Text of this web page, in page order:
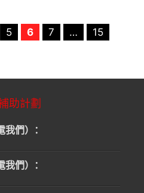
Page
5 Page
6 Page
7 … Page
15
助計劃
們）：
們）：